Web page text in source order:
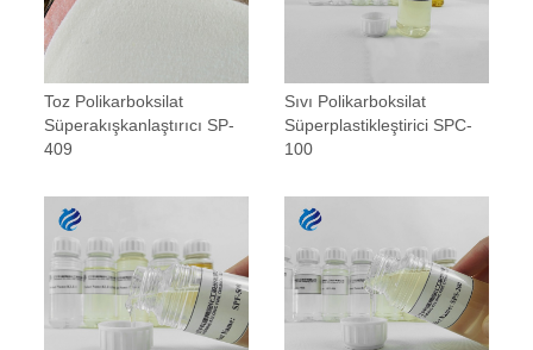
Toz Polikarboksilat
Süperakışkanlaştırıcı SP-
409
Sıvı Polikarboksilat
Süperplastikleştirici SPC-
100